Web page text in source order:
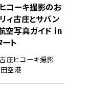
コーキ撮影のお
ィ古庄とサバン
空写真ガイド in
ト
庄ヒコーキ撮影
空港